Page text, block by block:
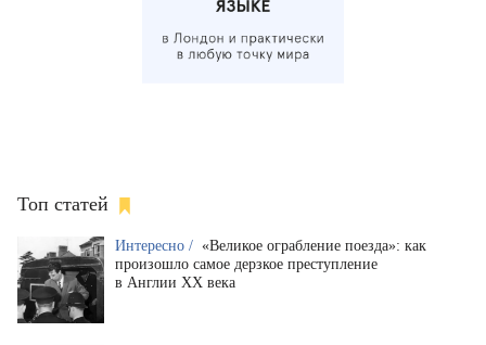
Топ статей
Интересно / «Великое ограбление поезда»: как
произошло самое дерзкое преступление
в Англии XX века